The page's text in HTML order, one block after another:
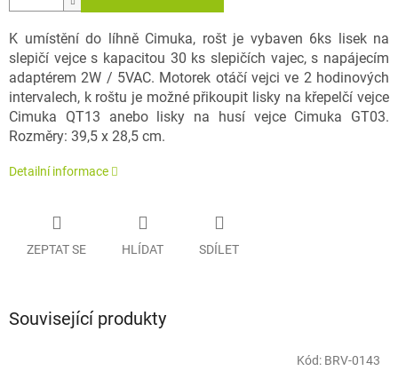
K umístění do líhně Cimuka, rošt je vybaven 6ks lisek na
slepičí vejce s kapacitou 30 ks slepičích vajec, s napájecím
adaptérem 2W / 5VAC. Motorek otáčí vejci ve 2 hodinových
intervalech, k roštu je možné přikoupit lisky na křepelčí vejce
Cimuka QT13 anebo lisky na husí vejce Cimuka GT03.
Rozměry: 39,5 x 28,5 cm.
Detailní informace
ZEPTAT SE HLÍDAT SDÍLET
Související produkty
Kód: BRV-0143